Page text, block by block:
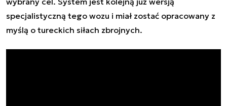
specjalistyczną tego wozu i miał zostać opracowany z
myślą o tureckich siłach zbrojnych.